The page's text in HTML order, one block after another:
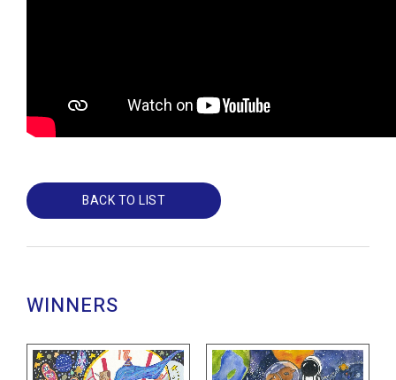
BACK TO LIST
WINNERS